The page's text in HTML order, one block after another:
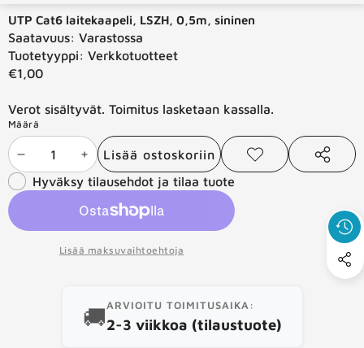
UTP Cat6 laitekaapeli, LSZH, 0,5m, sininen
Saatavuus: Varastossa
Tuotetyyppi: Verkkotuotteet
€1,00
Verot sisältyvät. Toimitus lasketaan kassalla.
Määrä
Vähennä
määrää
Lisää
määrää
Lisää ostoskoriin
Lisää
toivelistaan
Jaa
Hyväksy tilausehdot ja tilaa tuote
Lisää maksuvaihtoehtoja
🚚ARVIOITU TOIMITUSAIKA:
2-3 viikkoa (tilaustuote)